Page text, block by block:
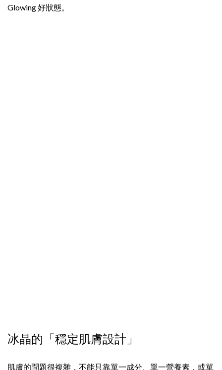
Glowing 好狀態。
冰晶的「穩定肌膚設計」
肌膚的問題很複雜，不能只靠單一成分、單一營養素，或單